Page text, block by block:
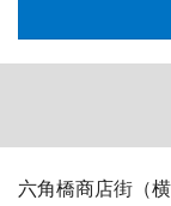
六角橋商店街（